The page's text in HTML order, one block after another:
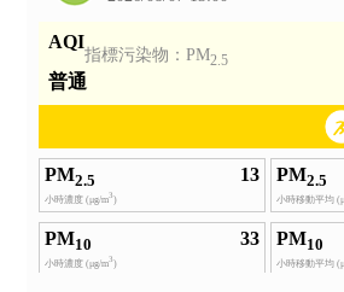
學
博
會」
動